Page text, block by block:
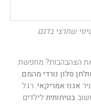
שתרצי בדגם
את הצהבהבות? מחפשת
סלון נורדי מהמם.
אגוז אמריקאי. רגל
בטיחותית לילדים.